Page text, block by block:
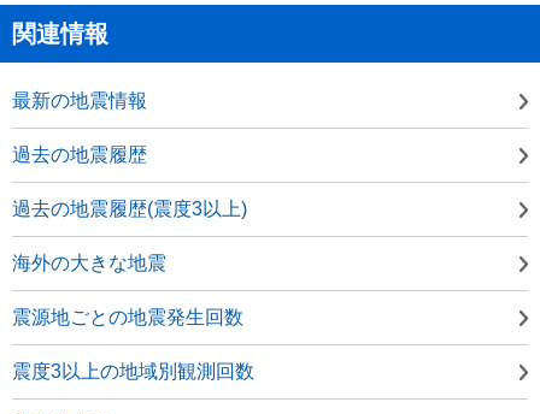
関連情報
最新の地震情報
過去の地震履歴
過去の地震履歴(震度3以上)
海外の大きな地震
震源地ごとの地震発生回数
震度3以上の地域別観測回数